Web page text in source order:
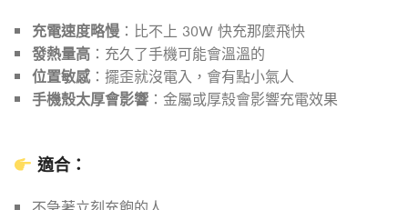
充電速度略慢 ：比不上 30W 快充那麼飛快
發熱量高 ：充久了手機可能會溫溫的
位置敏感：擺歪就沒電入，會有點小氣人
手機殼太厚會影響 ：金屬或厚殼會影響充電效果
適合：